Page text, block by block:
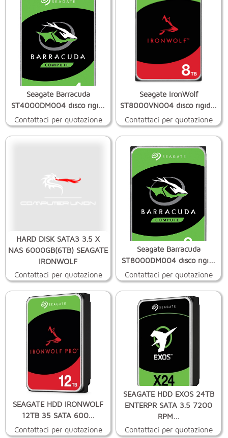
Seagate Barracuda
ST4000DM004 disco rigi...
Contattaci per quotazione
Seagate IronWolf
ST8000VN004 disco rigid...
Contattaci per quotazione
HARD DISK SATA3 3.5 X
NAS 6000GB(6TB) SEAGATE
IRONWOLF
Contattaci per quotazione
Seagate Barracuda
ST8000DM004 disco rigi...
Contattaci per quotazione
SEAGATE HDD IRONWOLF
12TB 35 SATA 600...
Contattaci per quotazione
SEAGATE HDD EXOS 24TB
ENTERPR SATA 3.5 7200
RPM...
Contattaci per quotazione